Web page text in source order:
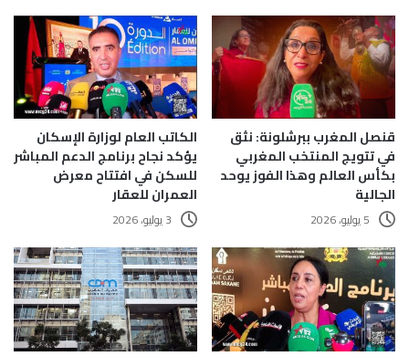
قنصل المغرب ببرشلونة: نثق
في تتويج المنتخب المغربي
بكأس العالم وهذا الفوز يوحد
الجالية
5 يوليو، 2026
الكاتب العام لوزارة الإسكان
يؤكد نجاح برنامج الدعم المباشر
للسكن في افتتاح معرض
العمران للعقار
3 يوليو، 2026